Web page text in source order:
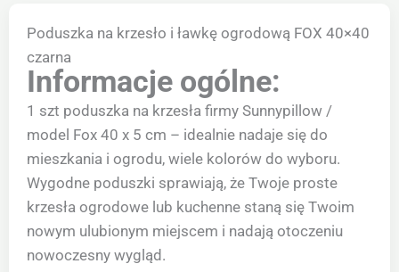
Poduszka na krzesło i ławkę ogrodową FOX 40×40
czarna
Informacje ogólne:
1 szt poduszka na krzesła firmy Sunnypillow /
model Fox 40 x 5 cm – idealnie nadaje się do
mieszkania i ogrodu, wiele kolorów do wyboru.
Wygodne poduszki sprawiają, że Twoje proste
krzesła ogrodowe lub kuchenne staną się Twoim
nowym ulubionym miejscem i nadają otoczeniu
nowoczesny wygląd.